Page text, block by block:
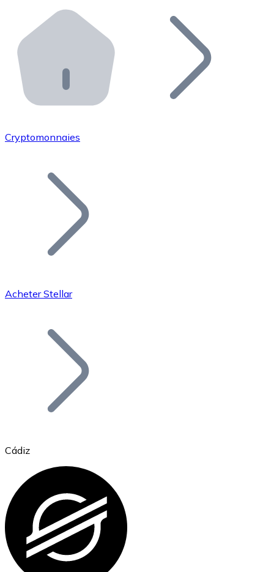
Distributeurs automatiques Bitnovo
Intégrez un ATM Bitnovo dans votre entreprise et
API Bitnovo
Intégrez notre API dans votre écosystème.
Rejoignez notre réseau de distributeurs et
Ajoutez le token de votre projet à notre service
Bitcoin
Ethereum
ETH
Cryptomonnaies
Acheter Stellar
Cádiz